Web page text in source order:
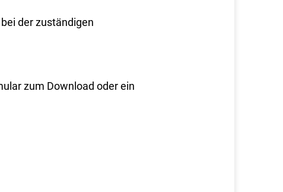
der zuständigen
zum Download oder ein